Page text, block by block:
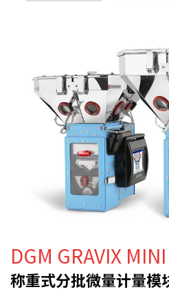
DGM GRAVIX MINI
称重式分批微量计量模